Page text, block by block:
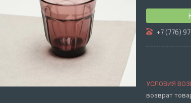
+7 (776)
возврат